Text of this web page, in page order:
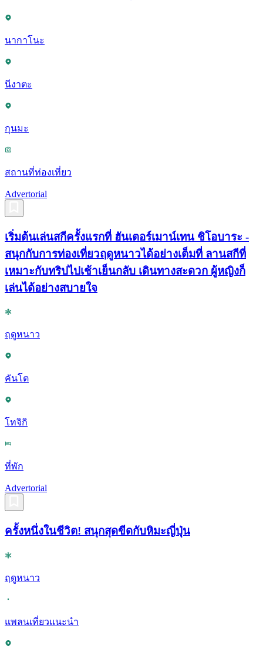
นากาโนะ
นีงาตะ
กุนมะ
สถานที่ท่องเที่ยว
Advertorial
เริ่มต้นเล่นสกีครั้งแรกที่ ฮันเตอร์เมาน์เทน ชิโอบาระ -
สนุกกับการท่องเที่ยวฤดูหนาวได้อย่างเต็มที่ ลานสกีที่
เหมาะกับทริปไปเช้าเย็นกลับ เดินทางสะดวก ผู้หญิงก็
เล่นได้อย่างสบายใจ
ฤดูหนาว
คันโต
โทจิกิ
ที่พัก
Advertorial
ครั้งหนึ่งในชีวิต! สนุกสุดขีดกับหิมะญี่ปุ่น
ฤดูหนาว
แพลนเที่ยวแนะนำ